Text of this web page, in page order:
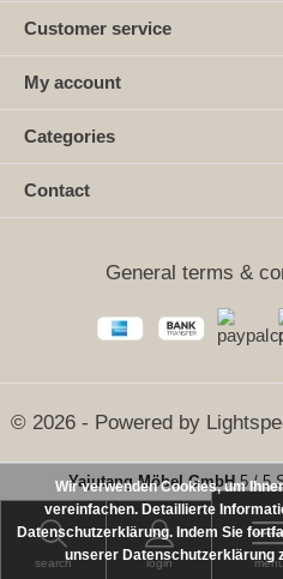
search login
Customer service
My account
Categories
Contact
© 2026 - Powered by
General terms &
Yajutang Möbel GmbH5/5
Wir verwenden Cookies, um
vereinfachen. Detaillierte
Datenschutzerklärung. Indem Sie
unserer Datenschutzerklärung
SEHR GUT
aus25Bewertungen bei:
Informationen zur Echtheit der